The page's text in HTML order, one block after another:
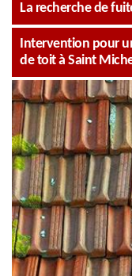
La recherche de
Intervention pour
de toit à Saint